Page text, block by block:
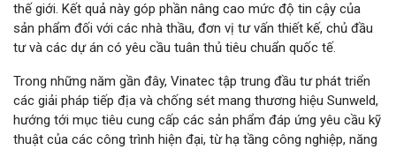
thế giới. Kết quả này góp phần nâng cao mức độ tin cậy của
sản phẩm đối với các nhà thầu, đơn vị tư vấn thiết kế, chủ đầu
tư và các dự án có yêu cầu tuân thủ tiêu chuẩn quốc tế.
Trong những năm gần đây, Vinatec tập trung đầu tư phát triển
các giải pháp tiếp địa và chống sét mang thương hiệu Sunweld,
hướng tới mục tiêu cung cấp các sản phẩm đáp ứng yêu cầu kỹ
thuật của các công trình hiện đại, từ hạ tầng công nghiệp, năng